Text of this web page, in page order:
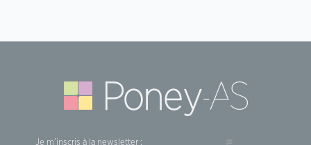
Je m'inscris à la newsletter :